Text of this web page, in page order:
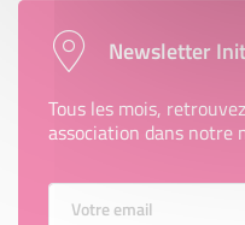
Newsletter
Tous les mois,
association dans notre
Votre Email